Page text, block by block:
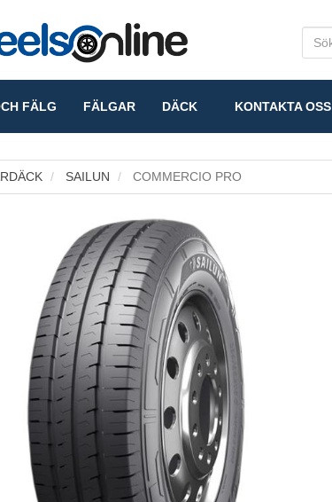
FÄLG FÄLGAR DÄCK KONTAKTA OSS
SAILUN COMMERCIO PRO